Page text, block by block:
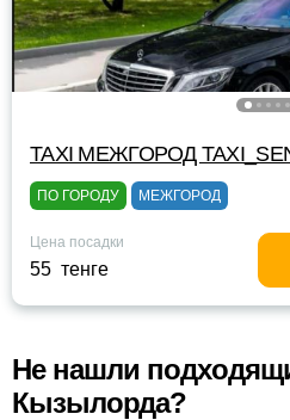
TAXI МЕЖГОРОД
ПО ГОРОДУ МЕЖГОРОД
Цена посадки
55 тенге
Не нашли
Кызылорда?